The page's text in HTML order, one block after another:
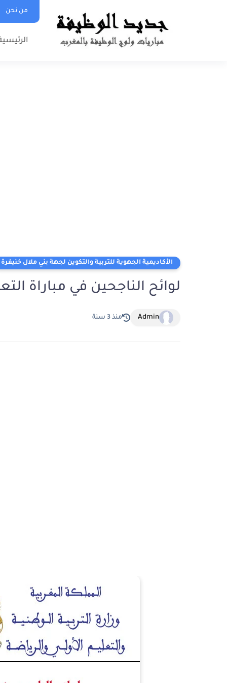
من نحن
الأكاديمية الجهوية للتربية والتكوين لجهة بني ملال خنيفرة
لوائح الناجحين في مباراة التعليم 2022 جهة بني
Admin منذ 3 سنة